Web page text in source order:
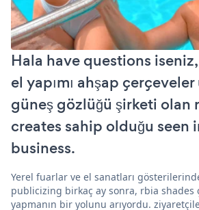
Hala have questions
el yapımı ahşap
güneş gözlüğü şirketi olan
creates sahip olduğu seen
business.
Yerel fuarlar ve el sanatları
publicizing birkaç ay sonra, rbia shades
yapmanın bir yolunu arıyordu.